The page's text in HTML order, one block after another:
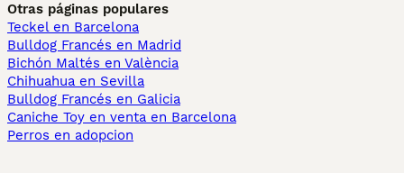
Otras páginas populares
Teckel en Barcelona
Bulldog Francés en Madrid
Bichón Maltés en València
Chihuahua en Sevilla
Bulldog Francés en Galicia
Caniche Toy en venta en Barcelona
Perros en adopcion